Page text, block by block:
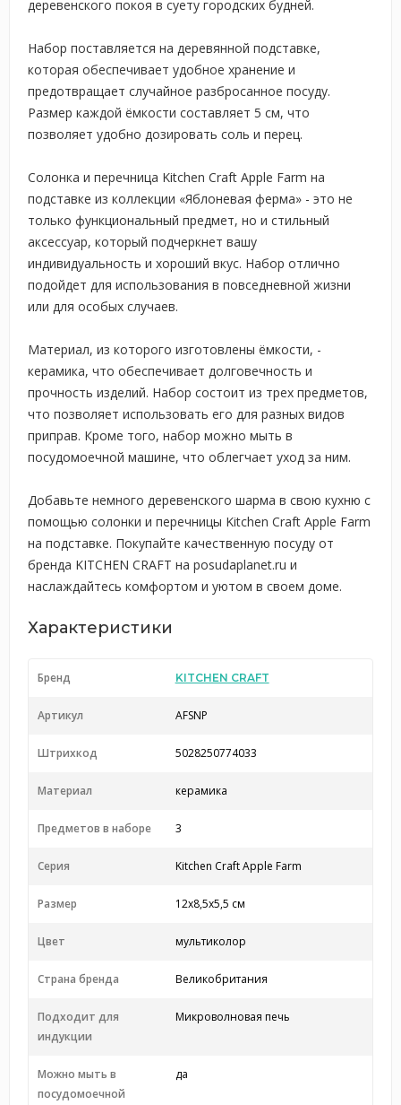
деревенского покоя в суету городских будней.
Набор поставляется на деревянной подставке,
которая обеспечивает удобное хранение и
предотвращает случайное разбросанное посуду.
Размер каждой ёмкости составляет 5 см, что
позволяет удобно дозировать соль и перец.
Солонка и перечница Kitchen Craft Apple Farm на
подставке из коллекции «Яблоневая ферма» - это не
только функциональный предмет, но и стильный
аксессуар, который подчеркнет вашу
индивидуальность и хороший вкус. Набор отлично
подойдет для использования в повседневной жизни
или для особых случаев.
Материал, из которого изготовлены ёмкости, -
керамика, что обеспечивает долговечность и
прочность изделий. Набор состоит из трех предметов,
что позволяет использовать его для разных видов
приправ. Кроме того, набор можно мыть в
посудомоечной машине, что облегчает уход за ним.
Добавьте немного деревенского шарма в свою кухню с
помощью солонки и перечницы Kitchen Craft Apple Farm
на подставке. Покупайте качественную посуду от
бренда KITCHEN CRAFT на posudaplanet.ru и
наслаждайтесь комфортом и уютом в своем доме.
Характеристики
Бренд KITCHEN CRAFT
Артикул AFSNP
Штрихкод 5028250774033
Материал керамика
Предметов в наборе 3
Серия Kitchen Craft Apple Farm
Размер 12x8,5x5,5 см
Цвет мультиколор
Страна бренда Великобритания
Подходит для
индукции
Микроволновая печь
Можно мыть в
посудомоечной
да